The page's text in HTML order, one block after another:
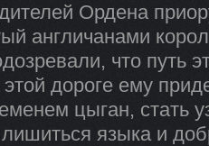
Ордена
англичанами
что путь
дороге ему
цыган, стать
языка и